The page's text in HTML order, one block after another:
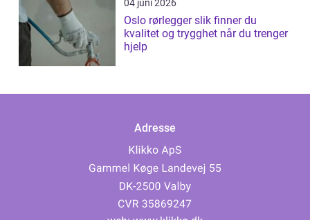
04 juni 2026
Oslo rørlegger slik finner du
kvalitet og trygghet når du trenger
hjelp
Adresse